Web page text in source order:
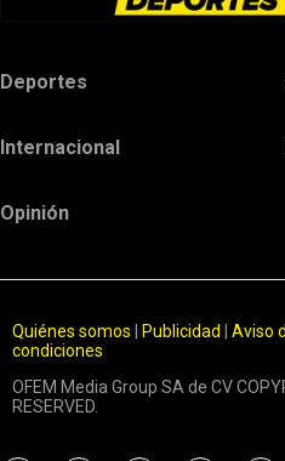
Deportes
Internacional
Opinión
Quiénes somos Publicidad Aviso
condiciones
OFEM Media Group SA de CV
RESERVED.